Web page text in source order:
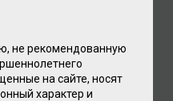
не рекомендованную
на сайте, носят
характер и